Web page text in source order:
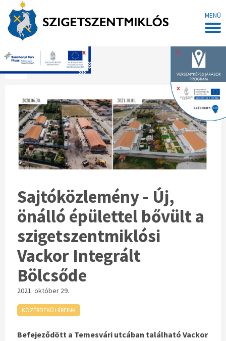
MENÜ
x
x
x
Főoldal
Sajtóközlemény - Új,
önálló épülettel bővült a
szigetszentmiklósi
Vackor Integrált
Bölcsőde
2021. október 29.
KÖZÉRDEKŰ HÍREINK
Befejeződött a Temesvári utcában található Vackor